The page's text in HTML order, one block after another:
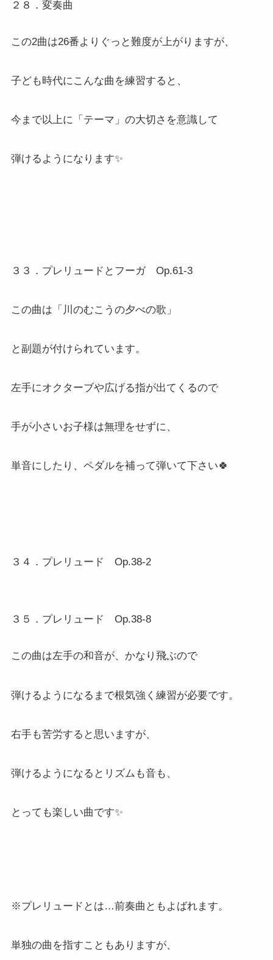
２８．変奏曲
この2曲は26番よりぐっと難度が上がりますが、
子ども時代にこんな曲を練習すると、
今まで以上に「テーマ」の大切さを意識して
弾けるようになります✨
３３．プレリュードとフーガ Op.61-3
この曲は「川のむこうの夕べの歌」
と副題が付けられています。
左手にオクターブや広げる指が出てくるので
手が小さいお子様は無理をせずに、
単音にしたり、ペダルを補って弾いて下さい🍀
３４．プレリュード Op.38-2
３５．プレリュード Op.38-8
この曲は左手の和音が、かなり飛ぶので
弾けるようになるまで根気強く練習が必要です。
右手も苦労すると思いますが、
弾けるようになるとリズムも音も、
とっても楽しい曲です✨
※プレリュードとは…前奏曲ともよばれます。
単独の曲を指すこともありますが、